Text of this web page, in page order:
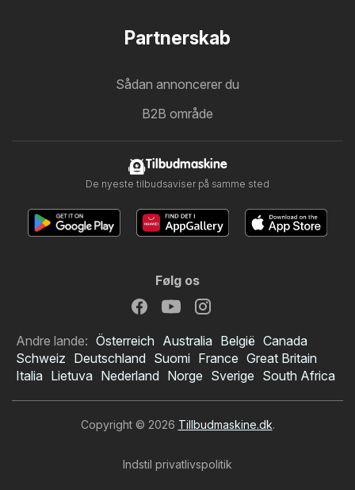
Partnerskab
Sådan annoncerer du
B2B område
Tilbudmaskine
De nyeste tilbudsaviser på samme sted
Følg os
Andre lande: Österreich Australia België Canada
Schweiz Deutschland Suomi France Great Britain
Italia Lietuva Nederland Norge Sverige South Africa
Copyright © 2026 Tillbudmaskine.dk.
Indstil privatlivspolitik